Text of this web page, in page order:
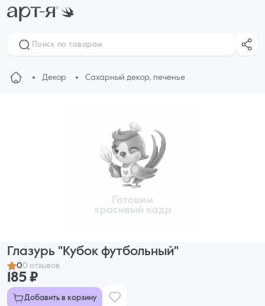
Декор Сахарный декор, печенье
Глазурь "Кубок футбольный"
00 отзывов
185 ₽
Добавить в корзину